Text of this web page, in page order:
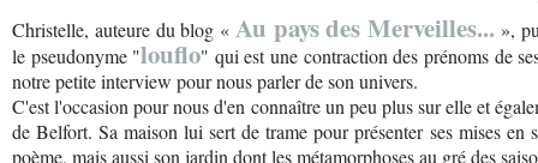
Christelle, auteure du blog « Au pays des Merveilles... »,
le pseudonyme "louflo" qui est une contraction des prénoms de
notre petite interview pour nous parler de son univers.
C'est l'occasion pour nous d'en connaître un peu plus sur elle et
de Belfort. Sa maison lui sert de trame pour présenter ses mises en
poème, mais aussi son jardin dont les métamorphoses au gré des